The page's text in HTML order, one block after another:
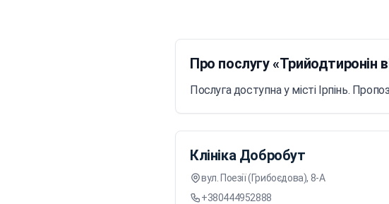
Про послугу «Трийодтиронін
Послуга доступна у місті Ірпінь.
Клініка Добробут
вул. Поезії (Грибоєдова), 8-А
+380444952888